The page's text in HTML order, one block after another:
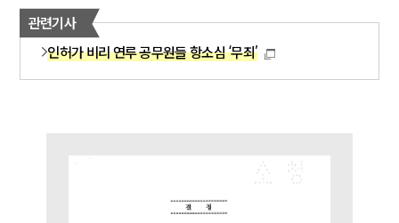
법률 블로그
뉴스레터/브로슈어
대륜법률상담예약
관련기사
인허가 비리 연루 공무원들 항소심 ‘무죄’